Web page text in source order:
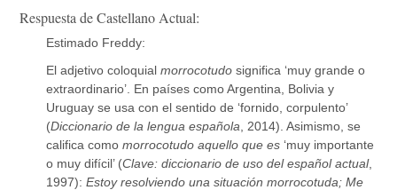
Respuesta de Castellano Actual:
Estimado Freddy:
El adjetivo coloquialmorrocotudo significa ‘muy grande o
extraordinario’. En países como Argentina, Bolivia y
Uruguay se usa con el sentido de ‘fornido, corpulento’
(Diccionario de la lengua española , 2014). Asimismo, se
califica como morrocotudo aquello que es ‘muy importante
o muy difícil’ (Clave: diccionario de uso del español actual,
1997):Estoy resolviendo una situación morrocotuda; Me